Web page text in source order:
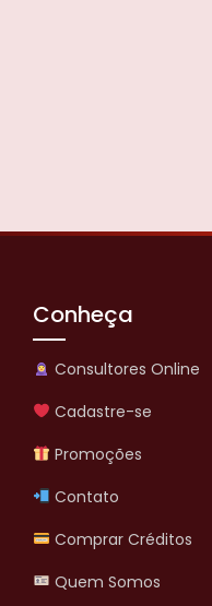
Conheça
Consultores Online
Cadastre-se
Promoções
Contato
Comprar Créditos
Quem Somos